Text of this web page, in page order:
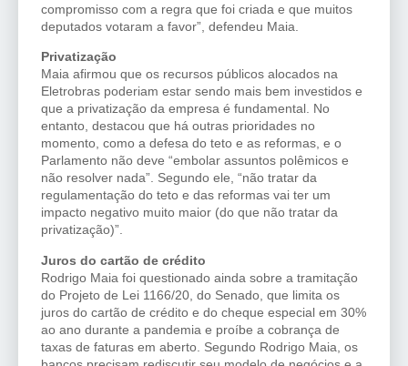
compromisso com a regra que foi criada e que muitos
deputados votaram a favor”, defendeu Maia.
Privatização
Maia afirmou que os recursos públicos alocados na
Eletrobras poderiam estar sendo mais bem investidos e
que a privatização da empresa é fundamental. No
entanto, destacou que há outras prioridades no
momento, como a defesa do teto e as reformas, e o
Parlamento não deve “embolar assuntos polêmicos e
não resolver nada”. Segundo ele, “não tratar da
regulamentação do teto e das reformas vai ter um
impacto negativo muito maior (do que não tratar da
privatização)”.
Juros do cartão de crédito
Rodrigo Maia foi questionado ainda sobre a tramitação
do Projeto de Lei 1166/20, do Senado, que limita os
juros do cartão de crédito e do cheque especial em 30%
ao ano durante a pandemia e proíbe a cobrança de
taxas de faturas em aberto. Segundo Rodrigo Maia, os